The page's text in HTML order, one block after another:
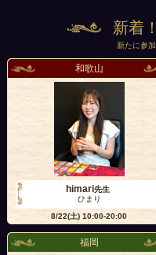
新着
新たに参
和歌山
himari先生
ひまり
8/22(土)10:00-20:00
福岡